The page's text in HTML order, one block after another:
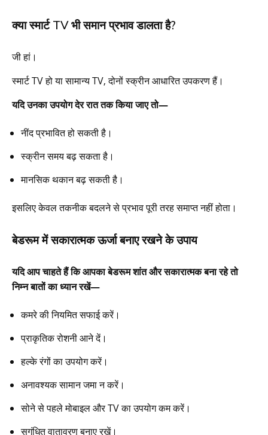
क्या स्मार्ट TV भी समान प्रभाव डालता है?
जी हां।
स्मार्ट TV हो या सामान्य TV, दोनों स्क्रीन आधारित उपकरण हैं।
यदि उनका उपयोग देर रात तक किया जाए तो—
नींद प्रभावित हो सकती है।
स्क्रीन समय बढ़ सकता है।
मानसिक थकान बढ़ सकती है।
इसलिए केवल तकनीक बदलने से प्रभाव पूरी तरह समाप्त नहीं होता।
बेडरूम में सकारात्मक ऊर्जा बनाए रखने के उपाय
यदि आप चाहते हैं कि आपका बेडरूम शांत और सकारात्मक बना रहे तो
निम्न बातों का ध्यान रखें—
कमरे की नियमित सफाई करें।
प्राकृतिक रोशनी आने दें।
हल्के रंगों का उपयोग करें।
अनावश्यक सामान जमा न करें।
सोने से पहले मोबाइल और TV का उपयोग कम करें।
सुगंधित वातावरण बनाए रखें।